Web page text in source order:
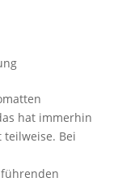
hat immerhin
teilweise. Bei